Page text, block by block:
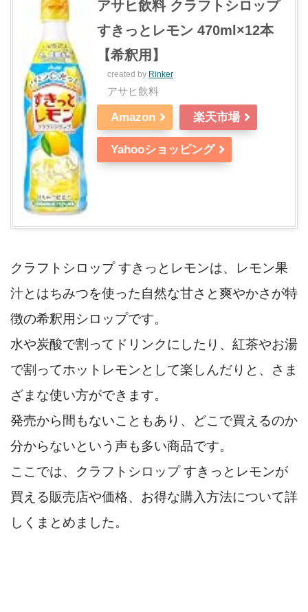
アサヒ飲料 クラフトシロップ
すきっとレモン 470ml×12本
【希釈用】
created by Rinker
アサヒ飲料
Amazon 楽天市場
Yahooショッピング
クラフトシロップ すきっとレモンは、レモン果
汁とはちみつを使った自然な甘さと爽やかさが特
徴の希釈用シロップです。
水や炭酸で割ってドリンクにしたり、紅茶やお湯
で割ってホットレモンとして楽しんだりと、さま
ざまな使い方ができます。
発売から間もないこともあり、どこで買えるのか
分からないという声も多い商品です。
ここでは、クラフトシロップ すきっとレモンが
買える販売店や価格、お得な購入方法について詳
しくまとめました。